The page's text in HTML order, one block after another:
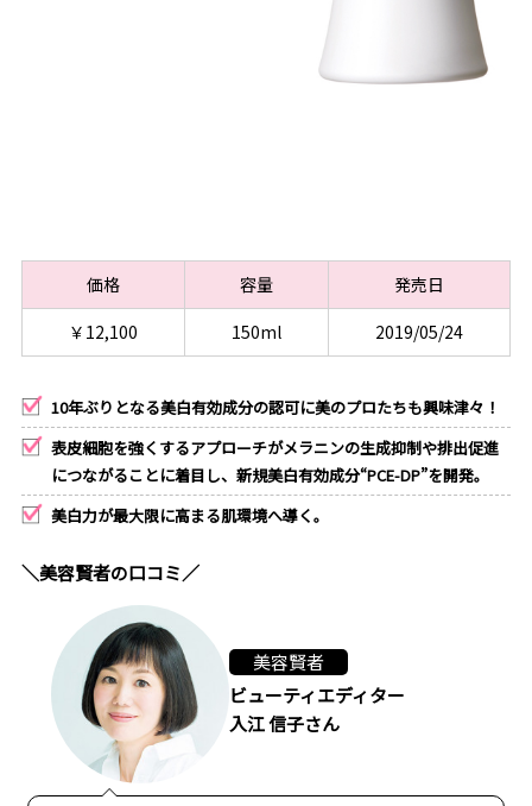
価格 容量
発売日
￥12,100
150ml 2019/05/24
10年ぶりとなる美白有効成分の認可に美のプロたちも興味津々！
表皮細胞を強くするアプローチがメラニンの生成抑制や排出促進
につながることに着目し、新規美白有効成分“PCE-DP”を開発。
美白力が最大限に高まる肌環境へ導く。
＼美容賢者の口コミ／
美容賢者
ビューティエディター
入江 信子さん